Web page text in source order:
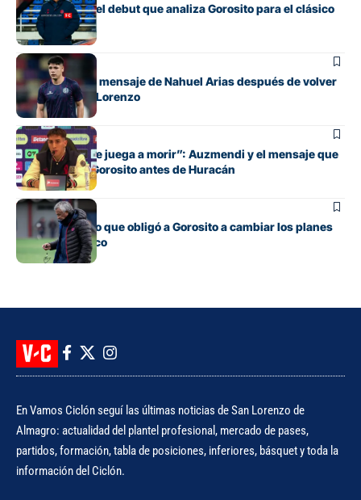
Los cambios y el debut que analiza Gorosito para el clásico
con Huracán
Fútbol
El conmovedor mensaje de Nahuel Arias después de volver
a jugar en San Lorenzo
Fútbol
“Cada pelota se juega a morir”: Auzmendi y el mensaje que
transmitió de Gorosito antes de Huracán
Fútbol
El contratiempo que obligó a Gorosito a cambiar los planes
antes del clásico
En Vamos Ciclón seguí las últimas noticias de San Lorenzo de
Almagro: actualidad del plantel profesional, mercado de pases,
partidos, formación, tabla de posiciones, inferiores, básquet y toda la
información del Ciclón.